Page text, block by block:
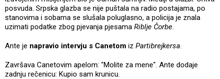
posvuda. Srpska glazba se nije puštala na radio postajama, po
stanovima i sobama se slušala poluglasno, a policija je znala
uzimati podatke zbog pjevanja pjesama Riblje Čorbe.
Ante je napravio intervju s Canetom iz Partibrejkersa.
Završava Canetovim apelom: "Molite za mene". Ante dodaje
zadnju rečenicu: Kupio sam krunicu.